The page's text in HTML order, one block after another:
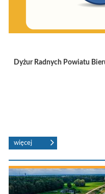
Dyżur Radnych Powiatu